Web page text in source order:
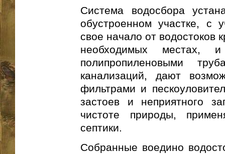
Система водосбора
обустроенном участке, с
свое начало от водостоков
необходимых местах,
полипропиленовыми
канализаций, дают
фильтрами и
застоев и неприятного
чистоте природы,
септики.
Собранные воедино